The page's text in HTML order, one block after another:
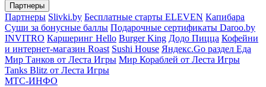
Партнеры
Партнеры Slivki.by Бесплатные старты ELEVEN Капибара
Суши за бонусные баллы Подарочные сертификаты Daroo.by
INVITRO Каршеринг Hello Burger King Додо Пицца Кофейни
и интернет-магазин Roast Sushi House Яндекс.Go раздел Еда
Мир Танков от Леста Игры Мир Кораблей от Леста Игры
Tanks Blitz от Леста Игры
МТС-ИНФО